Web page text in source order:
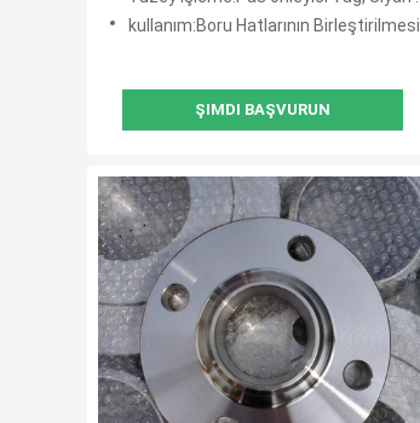
kullanım:Boru Hatlarının Birleştirilmesi
ŞIMDI BAŞVURUN